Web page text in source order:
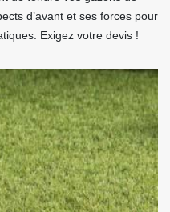
d’avant et ses forces pour
Exigez votre devis !